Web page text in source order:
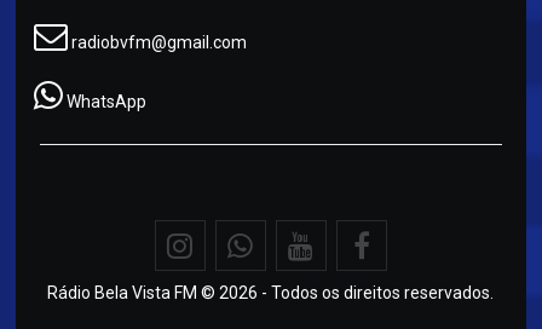
radiobvfm@gmail.com
WhatsApp
Rádio Bela Vista FM © 2026 - Todos os direitos reservados.